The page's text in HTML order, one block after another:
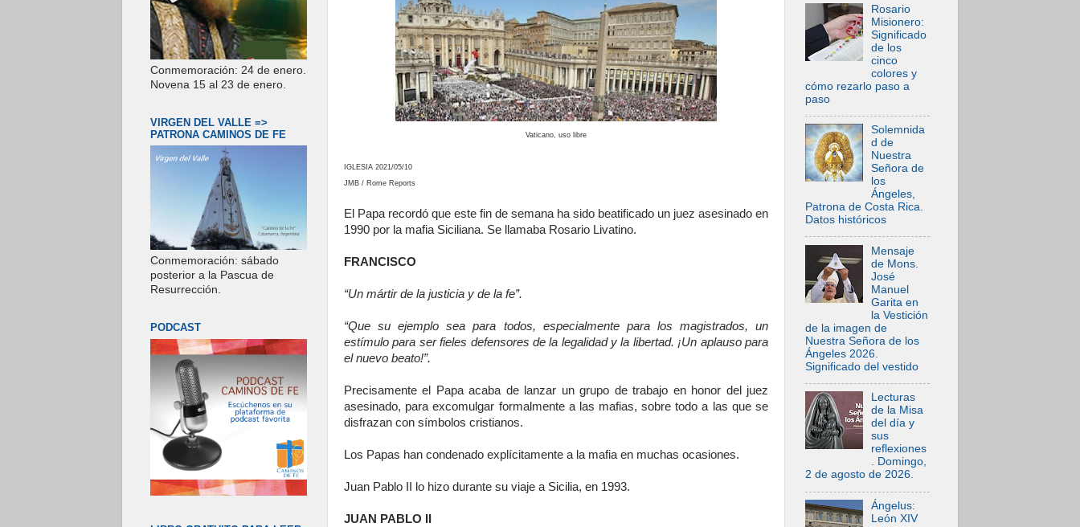
Vaticano, uso libre
IGLESIA 2021/05/10
JMB / Rome Reports
El Papa recordó que este fin de semana ha sido beatificado un juez asesinado en
1990 por la mafia Siciliana. Se llamaba Rosario Livatino.
FRANCISCO
“Un mártir de la justicia y de la fe”.
“Que su ejemplo sea para todos, especialmente para los magistrados, un
estímulo para ser fieles defensores de la legalidad y la libertad. ¡Un aplauso para
el nuevo beato!”.
Precisamente el Papa acaba de lanzar un grupo de trabajo en honor del juez
asesinado, para excomulgar formalmente a las mafias, sobre todo a las que se
disfrazan con símbolos cristianos.
Los Papas han condenado explícitamente a la mafia en muchas ocasiones.
Juan Pablo II lo hizo durante su viaje a Sicilia, en 1993.
JUAN PABLO II
Conmemoración: 24 de enero.
Novena 15 al 23 de enero.
VIRGEN DEL VALLE =>
PATRONA CAMINOS DE FE
Conmemoración: sábado
posterior a la Pascua de
Resurrección.
PODCAST
Rosario
Misionero:
Significado
de los
cinco
colores y
cómo rezarlo paso a
paso
Solemnida
d de
Nuestra
Señora de
los
Ángeles,
Patrona de Costa Rica.
Datos históricos
Mensaje
de Mons.
José
Manuel
Garita en
la Vestición
de la imagen de
Nuestra Señora de los
Ángeles 2026.
Significado del vestido
Lecturas
de la Misa
del día y
sus
reflexiones
. Domingo,
2 de agosto de 2026.
Ángelus:
León XIV